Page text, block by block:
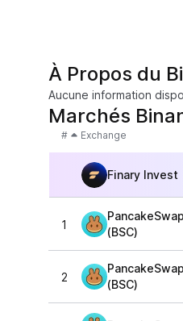
À Propos du
Aucune information
Marchés
# Exchange
Finary Invest
1
(BSC)
2
(BSC)